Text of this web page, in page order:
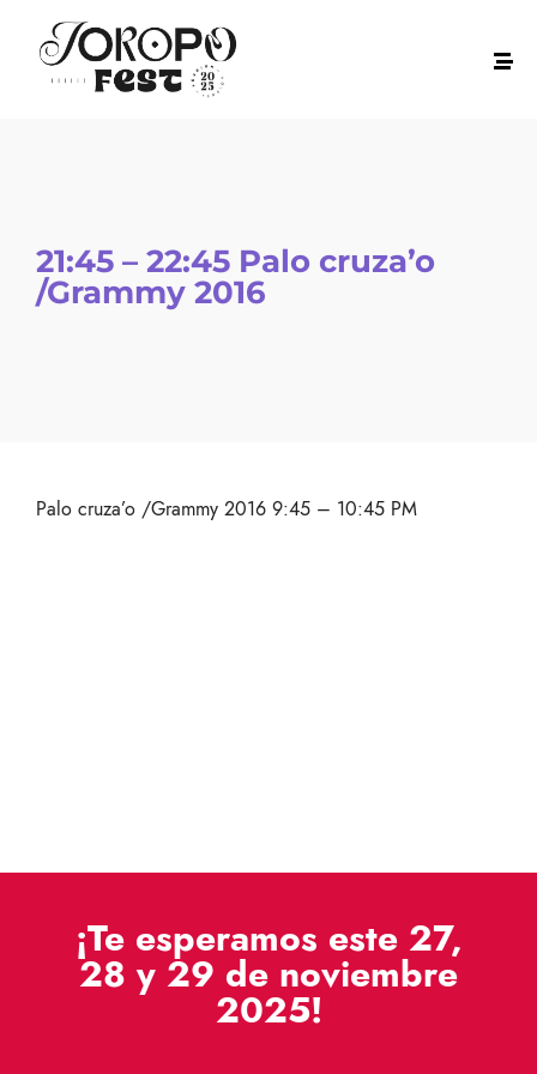
21:45 – 22:45 Palo cruza’o
/Grammy 2016
Palo cruza’o /Grammy 2016 9:45 – 10:45 PM
¡Te esperamos este 27,
28 y 29 de noviembre
2025!